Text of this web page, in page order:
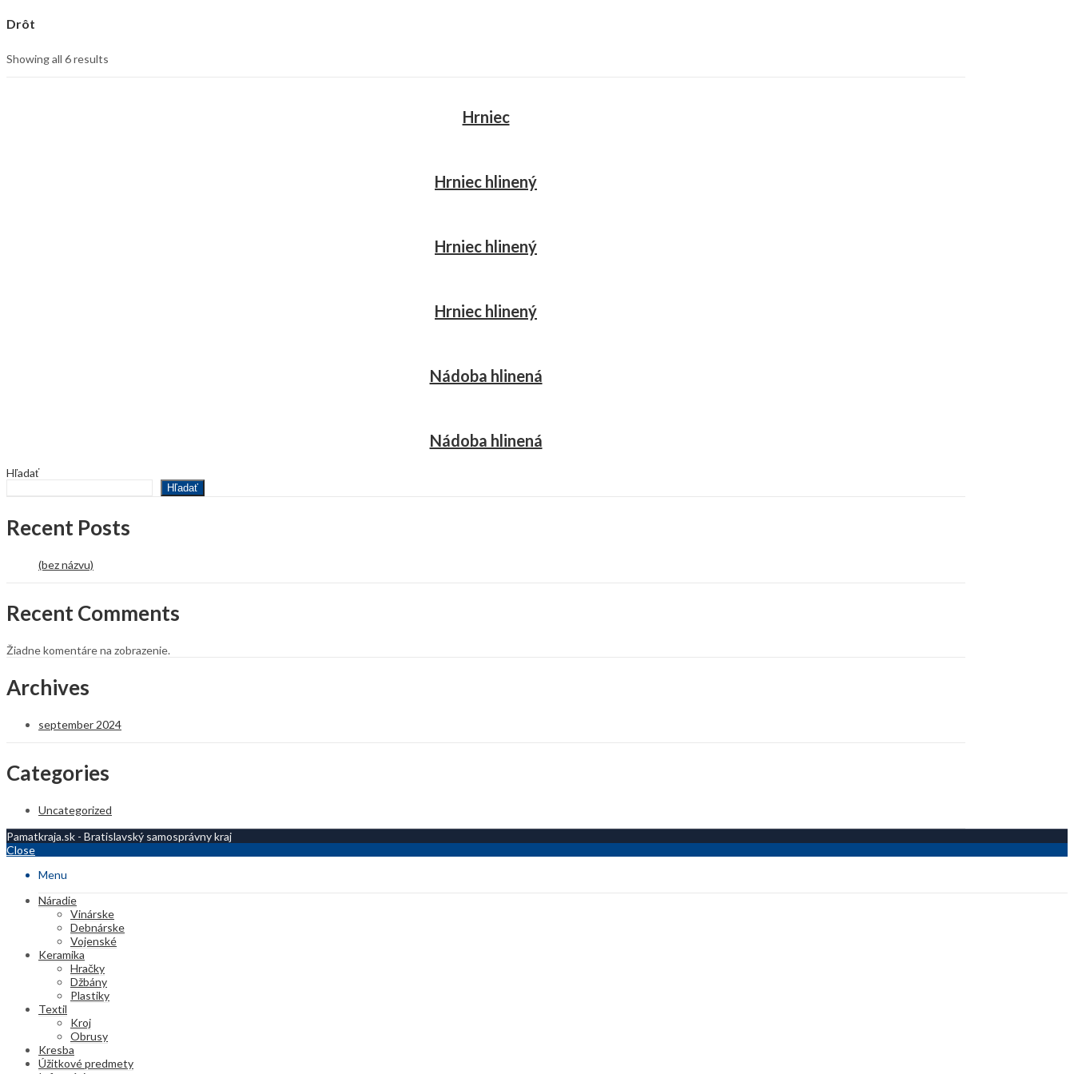
Drôt
Showing all 6 results
Hrniec
Hrniec hlinený
Hrniec hlinený
Hrniec hlinený
Nádoba hlinená
Nádoba hlinená
Hľadať
Hľadať
Recent Posts
(bez názvu)
Recent Comments
Žiadne komentáre na zobrazenie.
Archives
september 2024
Categories
Uncategorized
Pamatkraja.sk - Bratislavský samosprávny kraj
Close
Menu
Náradie
Vinárske
Debnárske
Vojenské
Keramika
Hračky
Džbány
Plastiky
Textil
Kroj
Obrusy
Kresba
Úžitkové predmety